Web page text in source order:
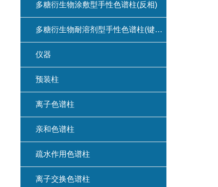
多糖衍生物涂敷型手性色谱柱(反相)
多糖衍生物耐溶剂型手性色谱柱(键合型手性色谱柱)
仪器
预装柱
离子色谱柱
亲和色谱柱
疏水作用色谱柱
离子交换色谱柱